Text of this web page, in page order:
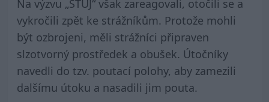
Na výzvu „STŮJ“ však zareagovali, otočili se a
vykročili zpět ke strážníkům. Protože mohli
být ozbrojeni, měli strážníci připraven
slzotvorný prostředek a obušek. Útočníky
navedli do tzv. poutací polohy, aby zamezili
dalšímu útoku a nasadili jim pouta.